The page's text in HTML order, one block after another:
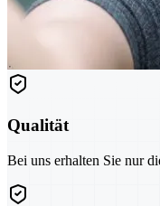
Qualität
Bei uns erhalten Sie nur